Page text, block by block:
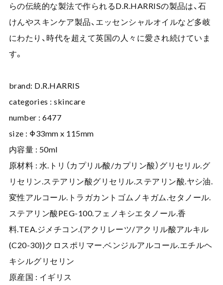
らの伝統的な製法で作られるD.R.HARRISの製品は、石
けんやスキンケア製品、エッセンシャルオイルなど多岐
にわたり、時代を超えて英国の人々に愛され続けていま
す。
brand: D.R.HARRIS
categories : skincare
number : 6477
size : Φ33mm x 115mm
内容量 : 50ml
原材料 : 水.トリ（カプリル酸/カプリン酸）グリセリル.グ
リセリン.ステアリン酸グリセリル.ステアリン酸.ヤシ油.
変性アルコール.トラガカントゴムノキガム.セタノール.
ステアリン酸PEG-100.フェノキシエタノール.香
料.TEA.ジメチコン.(アクリレーツ/アクリル酸アルキル
(C20-30))クロスポリマー.ベンジルアルコール.エチルヘ
キシルグリセリン
原産国 : イギリス